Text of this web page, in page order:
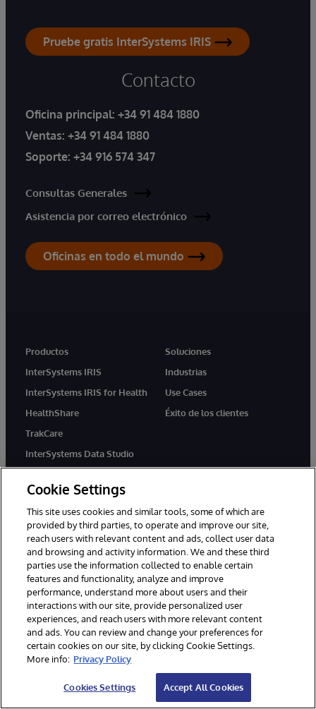
Pruebe gratis InterSystems IRIS
Contacto
Oficina principal: +34 91 484 1880
Ventas: +34 91 484 1880
Soporte: +34 916 574 347
Consultas Generales
Asistencia por correo electrónico
Oficinas en todo el mundo
Productos
InterSystems IRIS
InterSystems IRIS for Health
HealthShare
TrakCare
InterSystems Data Studio
Orchestrator
Soluciones
Industrias
Use Cases
Éxito de los clientes
Hub de conocimiento
Desarrolladores
Formación
Certificación
Biblioteca de recursos
Partners
Programa System
Integration Partner
Partner Solution Program
Implementation Partner
Partners de la Alianza
Tecnológica
Soporte
Cookie Settings
This site uses cookies and similar tools, some of which are
provided by third parties, to operate and improve our site,
reach users with relevant content and ads, collect user data
and browsing and activity information. We and these third
parties use the information collected to enable certain
features and functionality, analyze and improve
performance, understand more about users and their
interactions with our site, provide personalized user
experiences, and reach users with more relevant content
and ads. You can review and change your preferences for
certain cookies on our site, by clicking Cookie Settings.
More info: Privacy Policy
Cookies Settings Accept All Cookies